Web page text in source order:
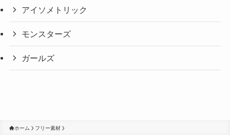
アイソメトリック
モンスターズ
ガールズ
ホーム フリー素材